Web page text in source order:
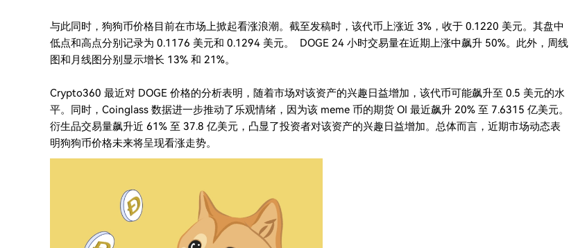
与此同时，狗狗币价格目前在市场上掀起看涨浪潮。截至发稿时，该代币上涨近 3%，收于 0.1220 美元。其盘中
低点和高点分别记录为 0.1176 美元和 0.1294 美元。 DOGE 24 小时交易量在近期上涨中飙升 50%。此外，周线
图和月线图分别显示增长 13% 和 21%。
Crypto360 最近对 DOGE 价格的分析表明，随着市场对该资产的兴趣日益增加，该代币可能飙升至 0.5 美元的水
平。同时，Coinglass 数据进一步推动了乐观情绪，因为该 meme 币的期货 OI 最近飙升 20% 至 7.6315 亿美元。
衍生品交易量飙升近 61% 至 37.8 亿美元，凸显了投资者对该资产的兴趣日益增加。总体而言，近期市场动态表
明狗狗币价格未来将呈现看涨走势。